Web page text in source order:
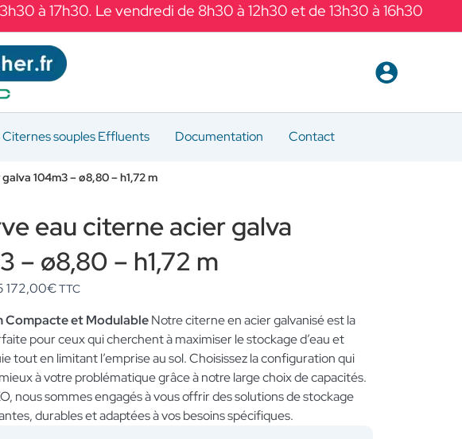
à 17h30. Le vendredi de 8h30 à 12h30 et de 13h30 à 16h30
Citernes souples Effluents Documentation Contact
104m3 – ø8,80 – h1,72 m
eau citerne acier galva
– ø8,80 – h1,72 m
172,00€TTC
Compacte et ModulableNotre citerne en acier galvanisé est la
pour ceux qui cherchent à maximiser le stockage d’eau et
tout en limitant l’emprise au sol. Choisissez la configuration qui
à votre problématique grâce à notre large choix de capacités.
nous sommes engagés à vous offrir des solutions de stockage
durables et adaptées à vos besoins spécifiques.